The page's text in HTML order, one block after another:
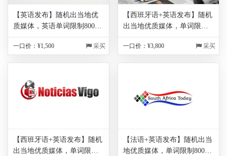
【英语发布】随机出当地优
质媒体，英语单词限制800字
符以内（每超出100单词，额
外收取200元，不满100单词
家！！！
一口价：¥1,500 采买
【西班牙语+英语发布】随机
出当地优质媒体，单词限制
800字符以内（每超出100单
词，额外收取200元，不满
一口价：¥3,800 采买
【西班牙语+英语发布】随机
出当地优质媒体，单词限制
【法语+英语发布】随机出当
地优质媒体，单词限制800字